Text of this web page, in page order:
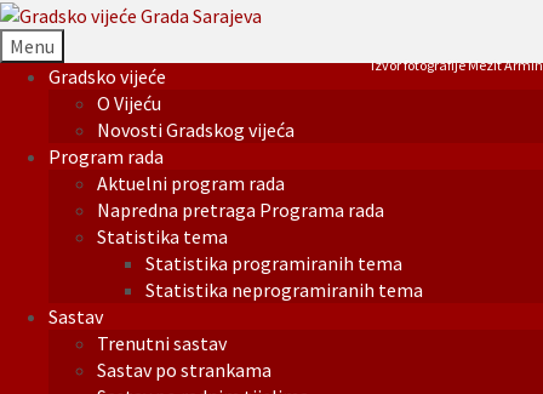
Menu
Gradsko vijeće
O Vijeću
Novosti Gradskog vijeća
Program rada
Aktuelni program rada
Napredna pretraga Programa rada
Statistika tema
Statistika programiranih tema
Statistika neprogramiranih tema
Sastav
Trenutni sastav
Sastav po strankama
Izvor fotografije Mezit Armin